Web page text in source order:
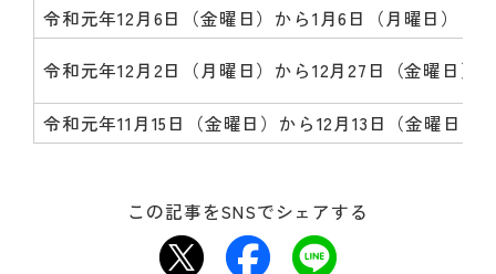
令和元年12月6日（金曜日）から1月6日（月曜日）
令和元年12月2日（月曜日）から12月27日（金曜日）
令和元年11月15日（金曜日）から12月13日（金曜日）
この記事をSNSでシェアする